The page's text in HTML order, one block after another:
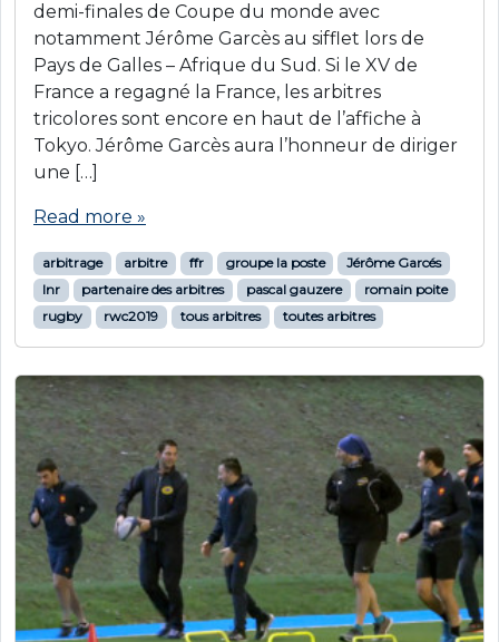
demi-finales de Coupe du monde avec
notamment Jérôme Garcès au sifflet lors de
Pays de Galles – Afrique du Sud. Si le XV de
France a regagné la France, les arbitres
tricolores sont encore en haut de l’affiche à
Tokyo. Jérôme Garcès aura l’honneur de diriger
une […]
Read more »
arbitrage arbitre ffr groupe la poste
Jérôme Garcés
lnr
partenaire des arbitres pascal gauzere
romain poite
rugby
rwc2019 tous arbitres toutes arbitres